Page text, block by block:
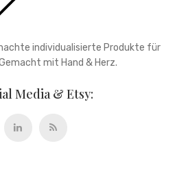
individualisierte Produkte für
mit Hand & Herz.
Media & Etsy: